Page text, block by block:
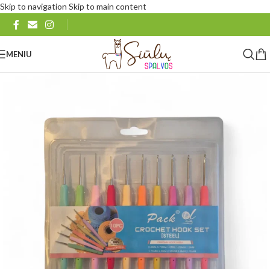
Skip to navigation Skip to main content
MENIU